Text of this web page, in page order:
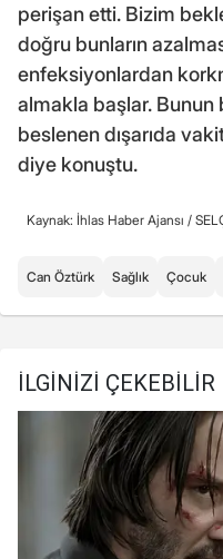
perişan etti. Bizim
doğru bunların
enfeksiyonlardan
almakla başlar. Bunun
beslenen dışarıda
diye konuştu.
Kaynak: İhlas Haber Ajansı /
Can Öztürk Sağlık Çocuk